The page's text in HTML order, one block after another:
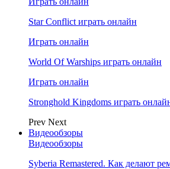
Star Conflict играть онлайн
Играть онлайн
World Of Warships играть онлайн
Играть онлайн
Stronghold Kingdoms играть
Prev Next
Видеообзоры
Видеообзоры
Syberia Remastered. Как делают